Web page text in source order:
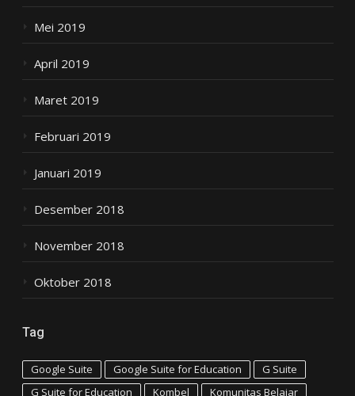
Mei 2019
April 2019
Maret 2019
Februari 2019
Januari 2019
Desember 2018
November 2018
Oktober 2018
Tag
Google Suite Google Suite for Education
G Suite
G Suite for Education
Kombel Komunitas Belajar